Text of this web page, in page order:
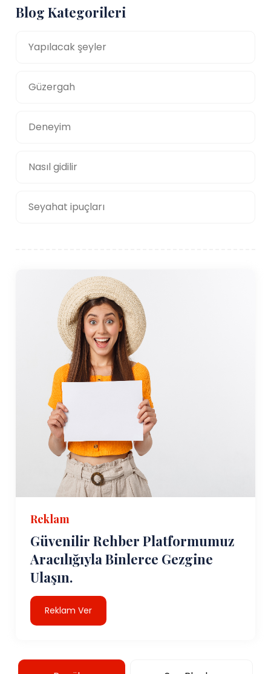
Blog Kategorileri
Yapılacak şeyler
Güzergah
Deneyim
Nasıl gidilir
Seyahat ipuçları
Reklam
Güvenilir Rehber Platformumuz
Aracılığıyla Binlerce Gezgine
Ulaşın.
Reklam Ver